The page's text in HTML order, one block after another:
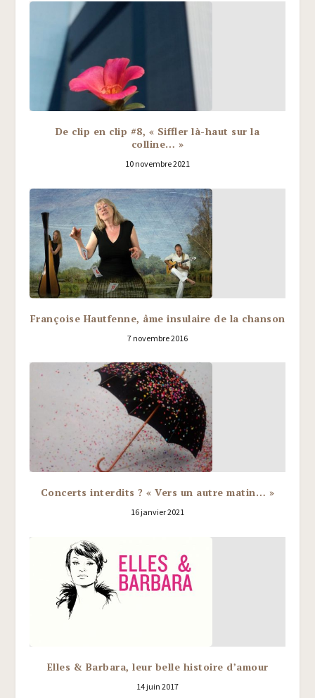
De clip en clip #8, « Siffler là-haut sur la
colline… »
10 novembre 2021
Françoise Hautfenne, âme insulaire de la chanson
7 novembre 2016
Concerts interdits ? « Vers un autre matin… »
16 janvier 2021
Elles & Barbara, leur belle histoire d’amour
14 juin 2017